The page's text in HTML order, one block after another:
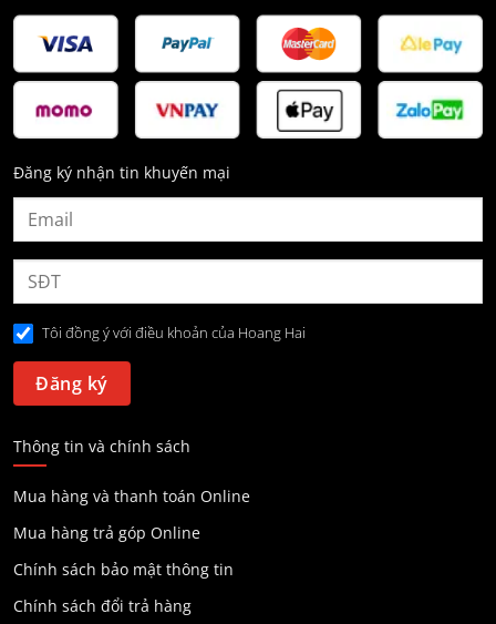
Đăng ký nhận tin khuyến mại
Tôi đồng ý với điều khoản của Hoang Hai
Thông tin và chính sách
Mua hàng và thanh toán Online
Mua hàng trả góp Online
Chính sách bảo mật thông tin
Chính sách đổi trả hàng